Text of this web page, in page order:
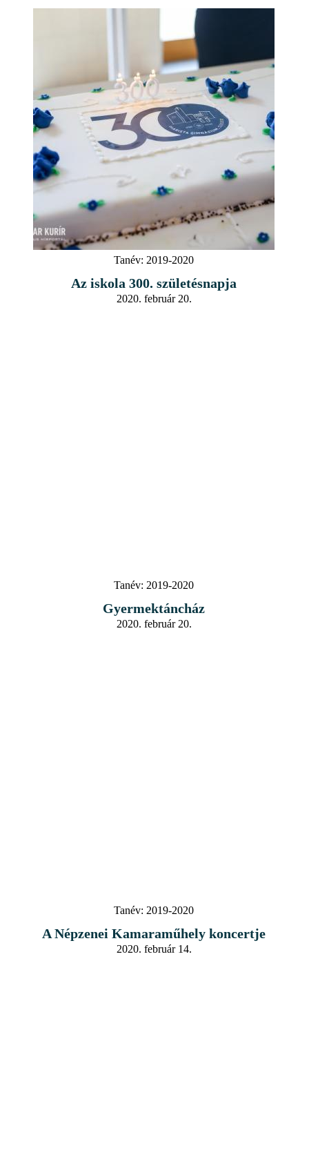
Tanév: 2019-2020
Az iskola 300. születésnapja
2020. február 20.
Tanév: 2019-2020
Gyermektáncház
2020. február 20.
Tanév: 2019-2020
A Népzenei Kamaraműhely koncertje
2020. február 14.